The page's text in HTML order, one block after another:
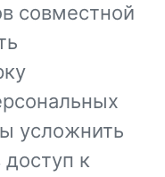
совместной
усложнить
к